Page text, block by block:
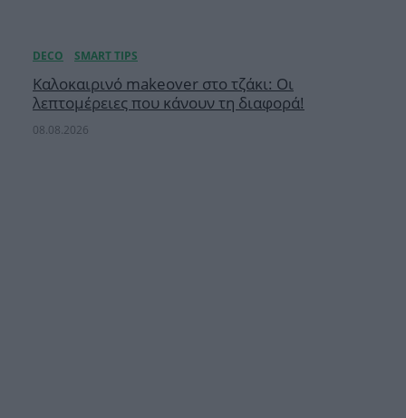
Καλοκαιρινό makeover στο τζάκι: Οι
λεπτομέρειες που κάνουν τη διαφορά!
08.08.2026